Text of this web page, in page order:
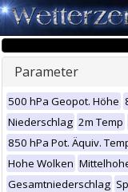
Parameter
500 hPa Geopot. Höhe
Niederschlag 2m Temp
850 hPa Pot. Äquiv.
Hohe Wolken
Gesamtniederschlag